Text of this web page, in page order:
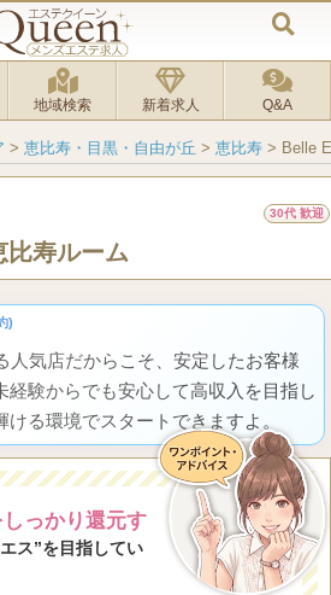
地域検索 新着求人 Q&A
> 恵比寿・目黒・自由が丘 > 恵比寿 > Belle
30代 歓迎
比寿ルーム
)
人気店だからこそ、安定したお客様
経験からでも安心して高収入を目指し
る環境でスタートできますよ。
っかり還元す
ス”を目指してい